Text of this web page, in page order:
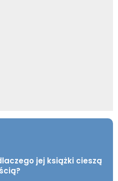
jej książki cieszą